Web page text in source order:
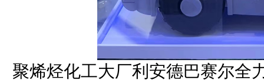
聚烯烃化工大厂利安德巴赛尔全